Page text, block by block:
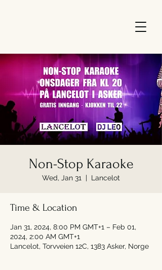
Non-Stop Karaoke
Wed, Jan 31
  |
Lancelot
Time & Location
Jan 31, 2024, 8:00 PM GMT+1 – Feb 01,
2024, 2:00 AM GMT+1
Lancelot, Torvveien 12C, 1383 Asker, Norge